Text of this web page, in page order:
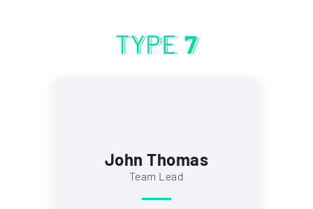
TYPE 7
John Thomas
Team Lead